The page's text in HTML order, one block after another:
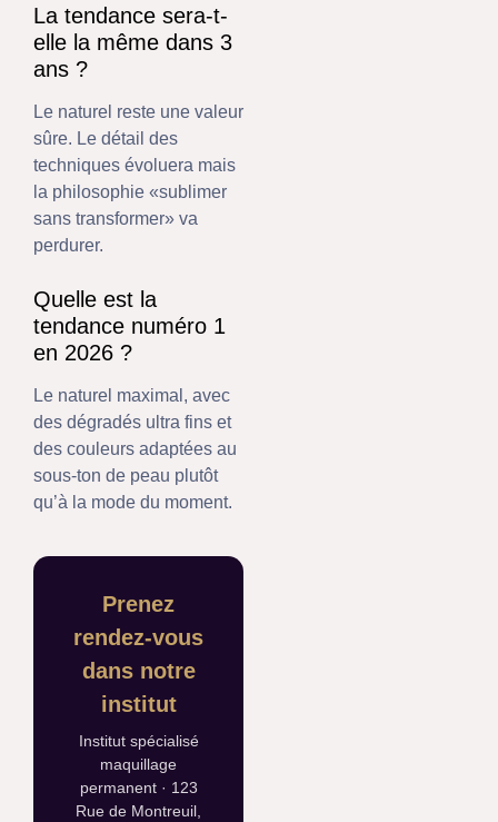
La tendance sera-t-
elle la même dans 3
ans ?
Le naturel reste une valeur
sûre. Le détail des
techniques évoluera mais
la philosophie «sublimer
sans transformer» va
perdurer.
Quelle est la
tendance numéro 1
en 2026 ?
Le naturel maximal, avec
des dégradés ultra fins et
des couleurs adaptées au
sous-ton de peau plutôt
qu’à la mode du moment.
Prenez
rendez-vous
dans notre
institut
Institut spécialisé
maquillage
permanent · 123
Rue de Montreuil,